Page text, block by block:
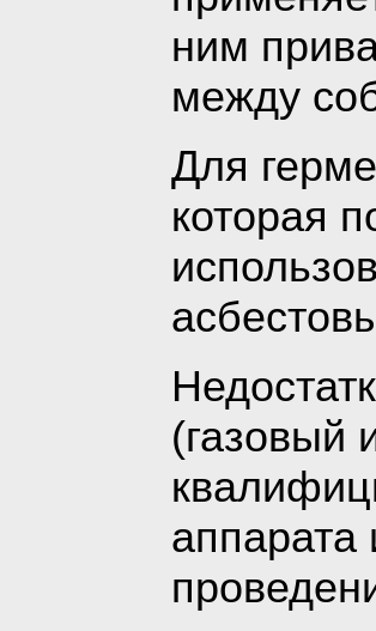
ним
между
Для
которая
(газовый
аппарата